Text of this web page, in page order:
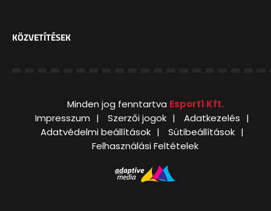
KÖZVETÍTÉSEK
Minden jog fenntartva Esport1 Kft.
Impresszum
Szerzői jogok
Adatkezelés
Adatvédelmi beállítások
Sütibeállítások
Felhasználási Feltételek